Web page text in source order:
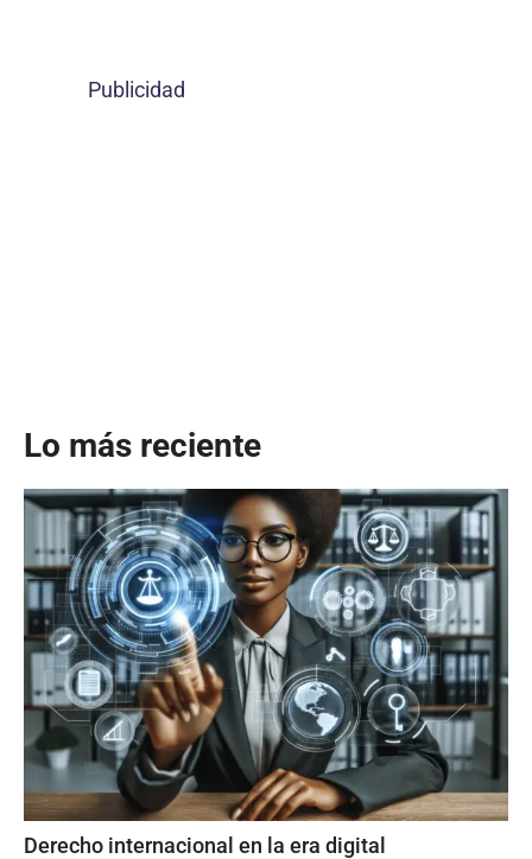
Publicidad
Lo más reciente
Derecho internacional en la era digital